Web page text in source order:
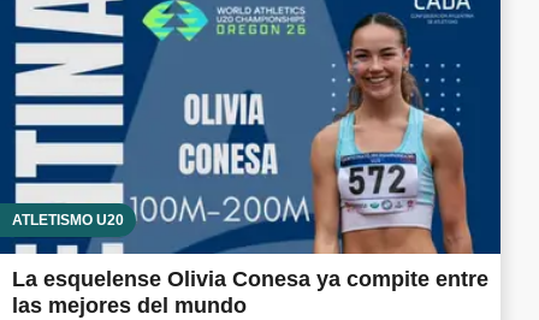
ATLETISMO U20
La esquelense Olivia Conesa ya compite entre
las mejores del mundo